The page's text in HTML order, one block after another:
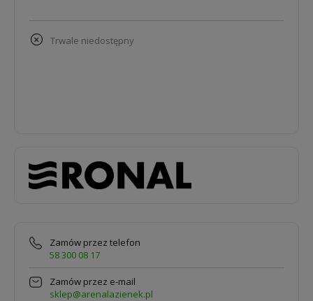
trwale niedostępny
Zamów przez telefon
58 300 08 17
Zamów przez e-mail
sklep@arenalazienek.pl